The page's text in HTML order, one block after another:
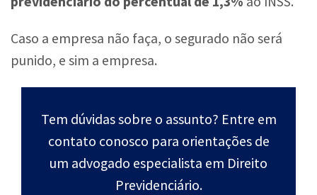
Caso a empresa não faça, o segurado não será
punido, e sim a empresa.
Tem dúvidas sobre o assunto? Entre em
contato conosco para orientações de
um advogado especialista em Direito
Previdenciário.